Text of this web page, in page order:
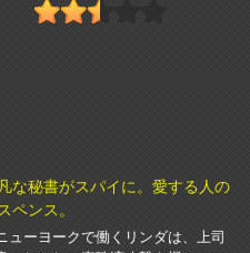
な秘書がスパイに。愛する人の
ペンス。
ーヨークで働くリンダは、上司